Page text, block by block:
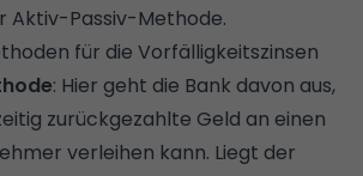
Aktiv-Passiv-Methode.
für die Vorfälligkeitszinsen
: Hier geht die Bank davon aus,
zurückgezahlte Geld an einen
verleihen kann. Liegt der